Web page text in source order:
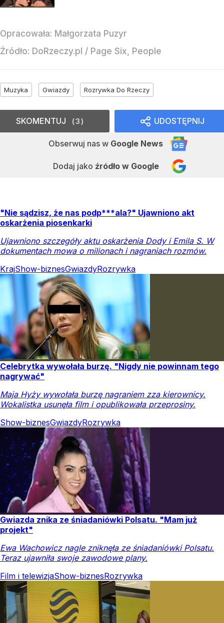
Opracowała: Małgorzata Puzyr
Źródło: DoRzeczy.pl / Page Six, People
Muzyka Gwiazdy Rozrywka Do Rzeczy
UDOSTĘPNIJ
Obserwuj nas w Google News
Dodaj jako źródło w Google
SKOMENTUJ 3
"Nie sądzisz, że nas podp***ala?" Ujawniono akt
oskarżenia piosenkarki
Ujawniono szczegóły aktu oskarżenia Dody i Emila S. W
dokumentach mowa o milionach i nagraniach rozmów.
KrajShow-biznesGwiazdyRozrywka
Celebrytka wywołała burzę. "Nigdy nie powinnam tego
nagrywać"
Maja Hyży wywołała burzę nagraniem zza kierownicy.
Wokalistka usunęła film i opublikowała przeprosiny.
Show-biznesGwiazdyRozrywka
Gwiazda znika ze śniadaniówki Polsatu. "Mam już
projekt"
Ewa Wachowicz nagle zniknęła ze śniadaniówki Polsatu.
Teraz ujawniła swoje zawodowe plany.
Film i telewizjaShow-biznesRozrywka